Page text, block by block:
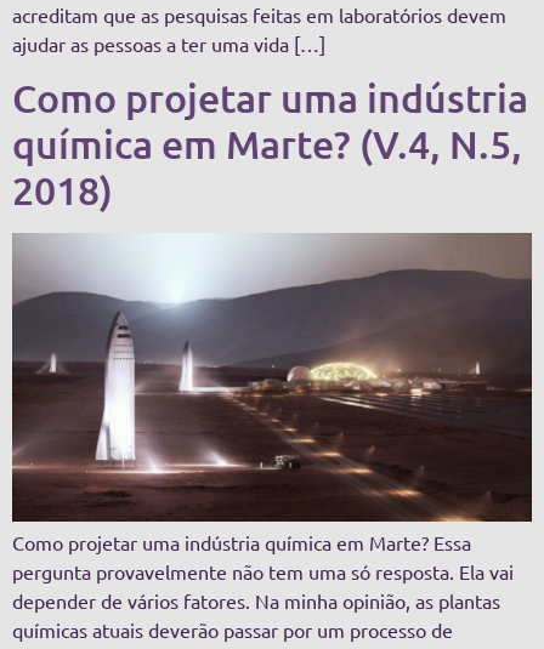
acreditam que as pesquisas feitas em laboratórios devem
ajudar as pessoas a ter uma vida […]
Como projetar uma indústria
química em Marte? (V.4, N.5,
2018)
Como projetar uma indústria química em Marte? Essa
pergunta provavelmente não tem uma só resposta. Ela vai
depender de vários fatores. Na minha opinião, as plantas
químicas atuais deverão passar por um processo de